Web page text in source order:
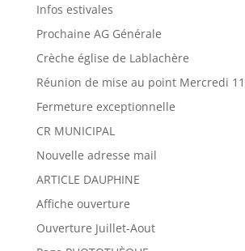
Infos estivales
Prochaine AG Générale
Crèche église de Lablachère
Réunion de mise au point Mercredi
Fermeture exceptionnelle
CR MUNICIPAL
Nouvelle adresse mail
ARTICLE DAUPHINE
Affiche ouverture
Ouverture Juillet-Aout